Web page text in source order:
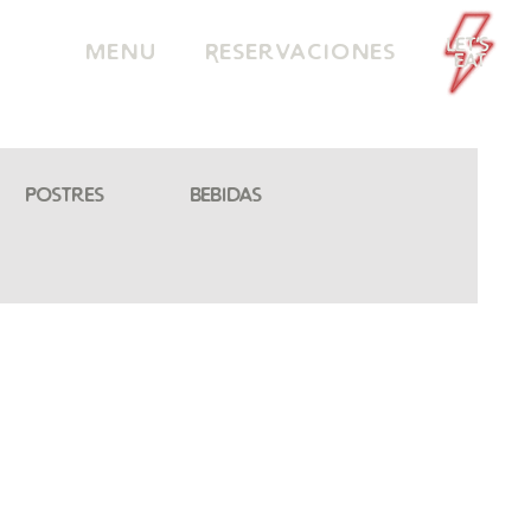
Menu Reservaciones
Postres Bebidas